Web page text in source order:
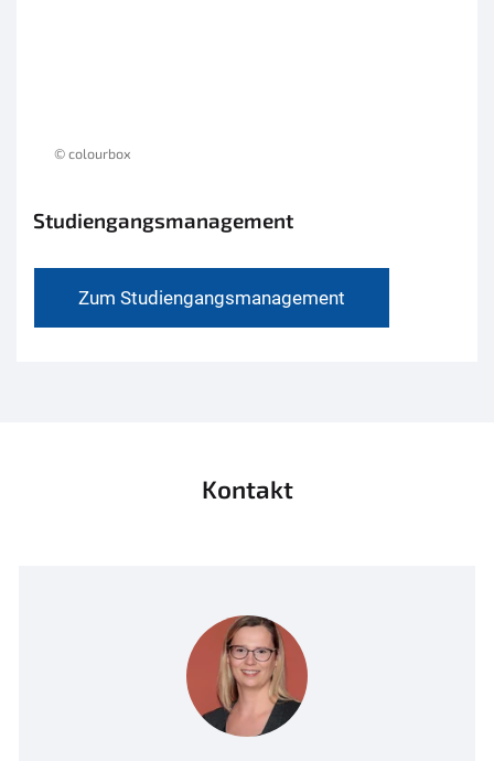
© colourbox
Studiengangsmanagement
Zum Studiengangsmanagement
Kontakt